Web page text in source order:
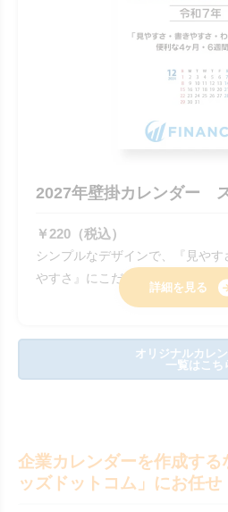
2027年壁掛カレンダー
￥220（税込）
シンプルなデザインで、『見や
やすさ』にこだわった機能性重視
詳細を見る
オリジナルカレ
一覧はこち
企業カレンダーを作成す
ッズドットコム」にお任せ